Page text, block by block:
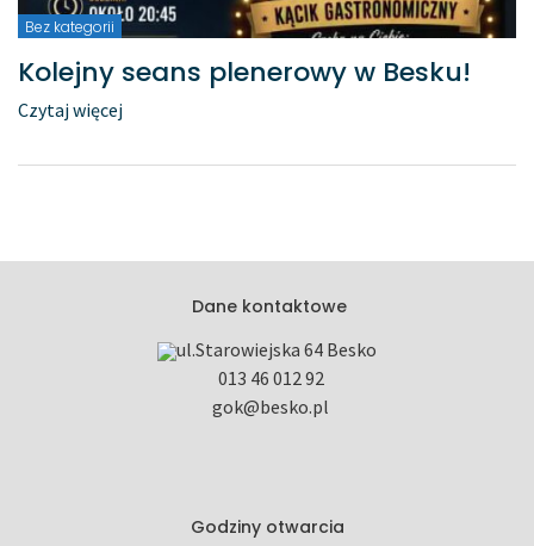
Bez kategorii
Kolejny seans plenerowy w Besku!
Czytaj więcej
Dane kontaktowe
ul.Starowiejska 64 Besko
013 46 012 92
gok@besko.pl
Godziny otwarcia